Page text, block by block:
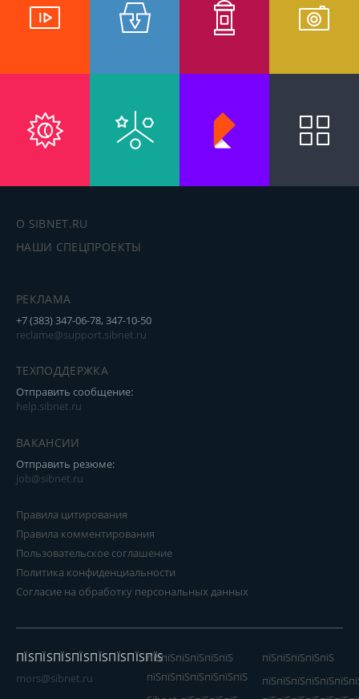
О SIBNET.RU
НАШИ СПЕЦПРОЕКТЫ
РЕКЛАМА
+7 (383) 347-06-78, 347-10-50
reclame@support.sibnet.ru
ТЕХПОДДЕРЖКА
Отправить сообщение:
help.sibnet.ru
ВАКАНСИИ
Отправить резюме:
job@sibnet.ru
Правила цитирования
Правила комментирования
Пользовательское соглашение
Политика конфиденциальности
Согласие на обработку персональных данных
ПЇЅПЇЅПЇЅПЇЅПЇЅПЇЅПЇЅПЇЅ
mors@sibnet.ru
пїЅпїЅпїЅпїЅпїЅпїЅ
пїЅпїЅпїЅпїЅпїЅпїЅпїЅ
пїЅпїЅпїЅпїЅпїЅ